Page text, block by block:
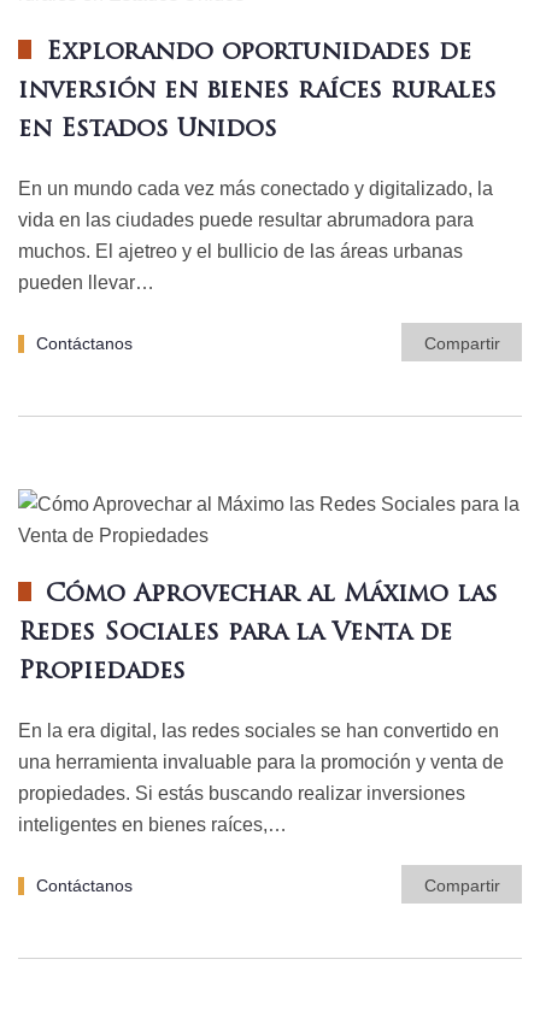
Explorando oportunidades de
inversión en bienes raíces rurales
en Estados Unidos
En un mundo cada vez más conectado y digitalizado, la
vida en las ciudades puede resultar abrumadora para
muchos. El ajetreo y el bullicio de las áreas urbanas
pueden llevar…
Contáctanos Compartir
Cómo Aprovechar al Máximo las
Redes Sociales para la Venta de
Propiedades
En la era digital, las redes sociales se han convertido en
una herramienta invaluable para la promoción y venta de
propiedades. Si estás buscando realizar inversiones
inteligentes en bienes raíces,…
Contáctanos Compartir